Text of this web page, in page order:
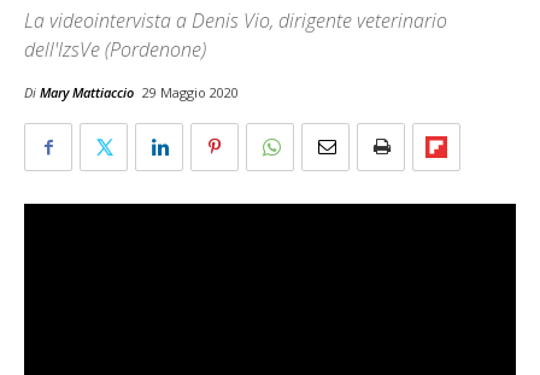
La videointervista a Denis Vio, dirigente veterinario
dell'IzsVe (Pordenone)
Di Mary Mattiaccio 29 Maggio 2020